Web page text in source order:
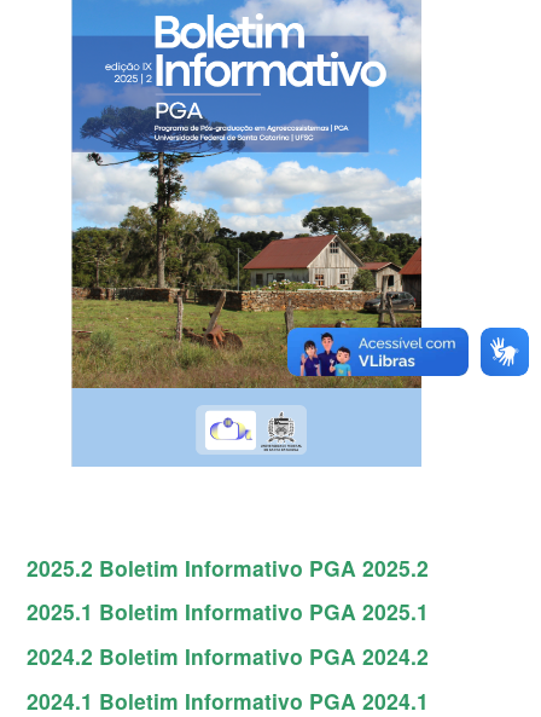
2025.2 Boletim Informativo PGA 2025.2
2025.1 Boletim Informativo PGA 2025.1
2024.2 Boletim Informativo PGA 2024.2
2024.1 Boletim Informativo PGA 2024.1